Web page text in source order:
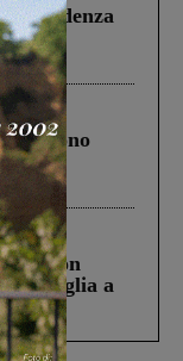
scadenza
“Un
morirono
il
la figlia a